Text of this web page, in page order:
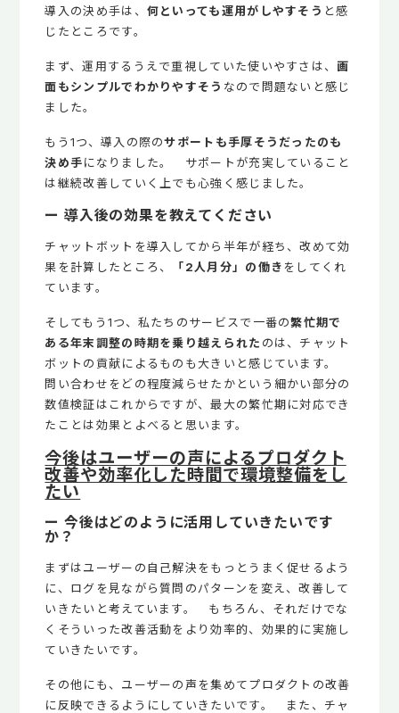
導入の決め手は、 何といっても運用がしやすそう と感
じたところです。
まず、運用するうえで重視していた使いやすさは、 画
面もシンプルでわかりやすそう なので問題ないと感じ
ました。
もう1つ、導入の際のサポートも手厚そうだったのも
決め手になりました。 サポートが充実していること
は継続改善していく上でも心強く感じました。
ー 導入後の効果を教えてください
チャットボットを導入してから半年が経ち、改めて効
果を計算したところ、
「2人月分」の働き をしてくれ
ています。
そしてもう1つ、私たちのサービスで一番の繁忙期で
ある年末調整の時期を乗り越えられた のは、チャット
ボットの貢献によるものも大きいと感じています。
問い合わせをどの程度減らせたかという細かい部分の
数値検証はこれからですが、最大の繁忙期に対応でき
たことは効果とよべると思います。
今後はユーザーの声によるプロダクト
改善や効率化した時間で環境整備をし
たい
ー 今後はどのように活用していきたいです
か？
まずはユーザーの自己解決をもっとうまく促せるよう
に、ログを見ながら質問のパターンを変え、改善して
いきたいと考えています。 もちろん、それだけでな
くそういった改善活動をより効率的、効果的に実施し
ていきたいです。
その他にも、ユーザーの声を集めてプロダクトの改善
に反映できるようにしていきたいです。 また、チャ